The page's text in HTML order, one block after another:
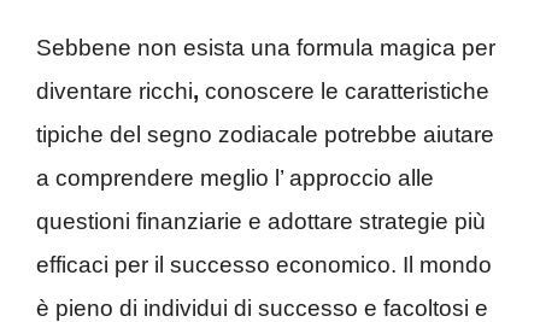
Sebbene non esista una formula magica per
diventare ricchi, conoscere le caratteristiche
tipiche del segno zodiacale potrebbe aiutare
a comprendere meglio l’ approccio alle
questioni finanziarie e adottare strategie più
efficaci per il successo economico. Il mondo
è pieno di individui di successo e facoltosi e